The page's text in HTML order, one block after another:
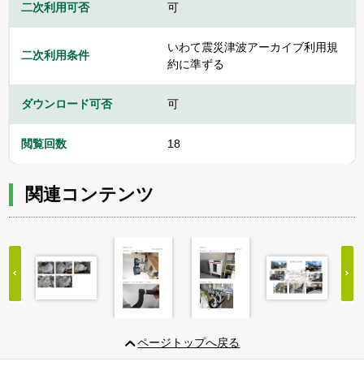
二次利用可否 可
二次利用条件
いわて震災津波アーカイブ利用規
約に準ずる
ダウンロード可否 可
閲覧回数 18
関連コンテンツ
20
ページトップへ戻る